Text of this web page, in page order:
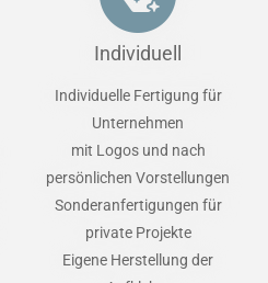
Individuell
Individuelle Fertigung für
Unternehmen
mit Logos und nach
persönlichen Vorstellungen
Sonderanfertigungen für
private Projekte
Eigene Herstellung der